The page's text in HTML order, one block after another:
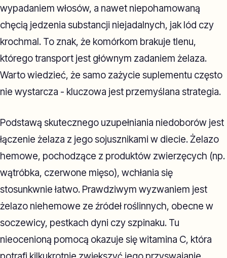
wypadaniem włosów, a nawet niepohamowaną
chęcią jedzenia substancji niejadalnych, jak lód czy
krochmal. To znak, że komórkom brakuje tlenu,
którego transport jest głównym zadaniem żelaza.
Warto wiedzieć, że samo zażycie suplementu często
nie wystarcza - kluczowa jest przemyślana strategia.
Podstawą skutecznego uzupełniania niedoborów jest
łączenie żelaza z jego sojusznikami w diecie. Żelazo
hemowe, pochodzące z produktów zwierzęcych (np.
wątróbka, czerwone mięso), wchłania się
stosunkwnie łatwo. Prawdziwym wyzwaniem jest
żelazo niehemowe ze źródeł roślinnych, obecne w
soczewicy, pestkach dyni czy szpinaku. Tu
nieocenioną pomocą okazuje się witamina C, która